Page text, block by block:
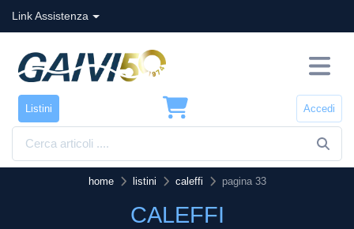
Link Assistenza
Listini Accedi
home listini caleffi pagina 33
CALEFFI